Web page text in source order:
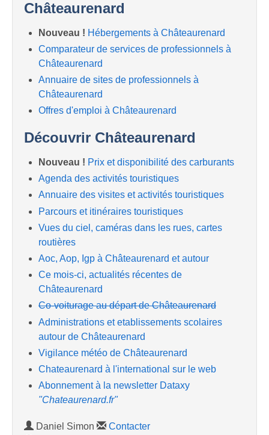
Châteaurenard
Nouveau ! Hébergements à Châteaurenard
Comparateur de services de professionnels à
Châteaurenard
Annuaire de sites de professionnels à
Châteaurenard
Offres d'emploi à Châteaurenard
Découvrir Châteaurenard
Nouveau ! Prix et disponibilité des carburants
Agenda des activités touristiques
Annuaire des visites et activités touristiques
Parcours et itinéraires touristiques
Vues du ciel, caméras dans les rues, cartes
routières
Aoc, Aop, Igp à Châteaurenard et autour
Ce mois-ci, actualités récentes de
Châteaurenard
Co-voiturage au départ de Châteaurenard
Administrations et etablissements scolaires
autour de Châteaurenard
Vigilance météo de Châteaurenard
Chateaurenard à l'international sur le web
Abonnement à la newsletter Dataxy
"Chateaurenard.fr"
Daniel Simon
Contacter